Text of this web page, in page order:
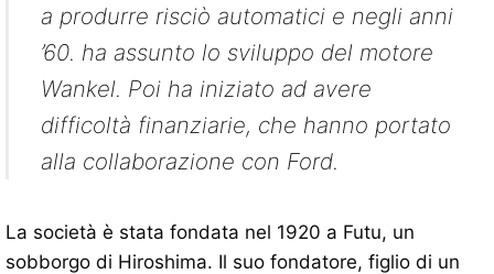
a produrre risciò automatici e negli anni
’60. ha assunto lo sviluppo del motore
Wankel. Poi ha iniziato ad avere
difficoltà finanziarie, che hanno portato
alla collaborazione con Ford.
La società è stata fondata nel 1920 a Futu, un
sobborgo di Hiroshima. Il suo fondatore, figlio di un